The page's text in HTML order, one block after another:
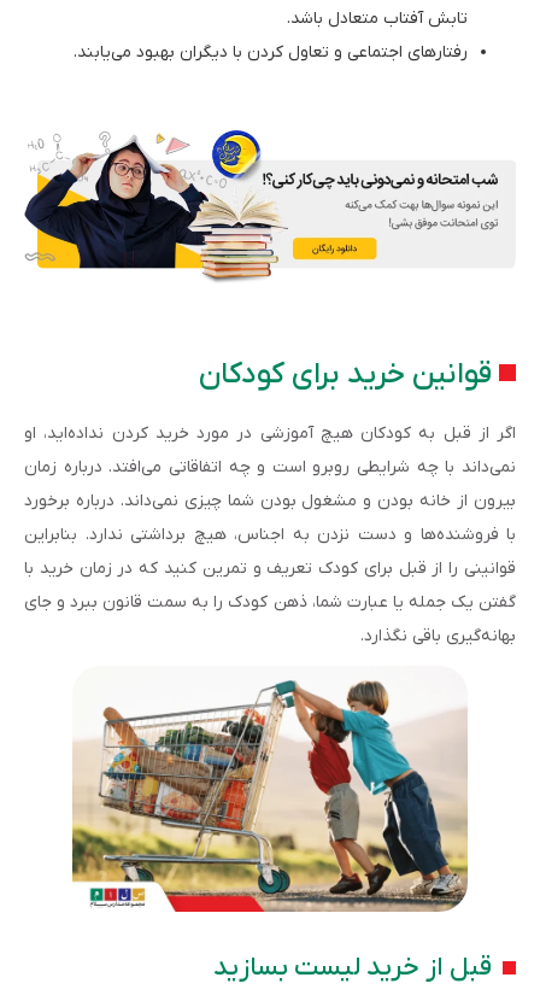
تابش آفتاب متعادل باشد.
رفتارهای اجتماعی و تعاول کردن با دیگران بهبود می‌یابند.
قوانین خرید برای کودکان
اگر از قبل به کودکان هیچ آموزشی در مورد خرید کردن نداده‌اید، او
نمی‌داند با چه شرایطی روبرو است و چه اتفاقاتی می‌افتد. درباره زمان
بیرون از خانه بودن و مشغول بودن شما چیزی نمی‌داند. درباره برخورد
با فروشنده‌ها و دست نزدن به اجناس، هیچ برداشتی ندارد. بنابراین
قوانینی را از قبل برای کودک تعریف و تمرین کنید که در زمان خرید با
گفتن یک جمله یا عبارت شما، ذهن کودک را به سمت قانون ببرد و جای
بهانه‌گیری باقی نگذارد.
قبل از خرید لیست بسازید